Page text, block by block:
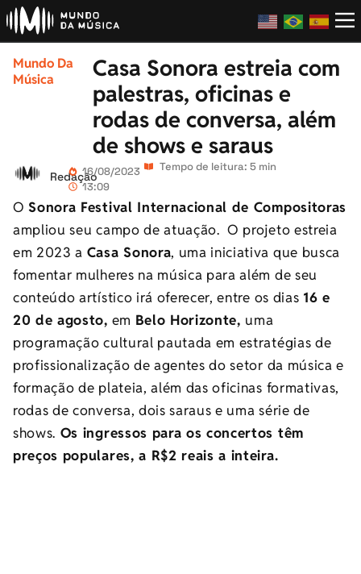
Mundo Da
Música
Casa Sonora estreia com
palestras, oficinas e
rodas de conversa, além
de shows e saraus
Redação16/08/2023
13:09
Tempo de leitura: 5 min
OSonora Festival Internacional de Compositoras
ampliou seu campo de atuação. O projeto estreia
em 2023 a Casa Sonora, uma iniciativa que busca
fomentar mulheres na música para além de seu
conteúdo artístico irá oferecer, entre os dias 16 e
20 de agosto, em Belo Horizonte, uma
programação cultural pautada em estratégias de
profissionalização de agentes do setor da música e
formação de plateia, além das oficinas formativas,
rodas de conversa, dois saraus e uma série de
shows. Os ingressos para os concertos têm
preços populares, a R$2 reais a inteira.